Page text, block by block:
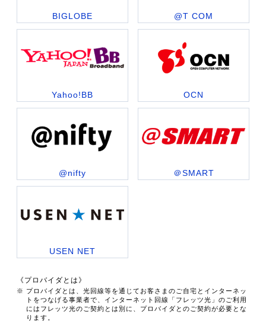
BIGLOBE @T COM
Yahoo!BB OCN
@nifty ＠SMART
USEN NET
《プロバイダとは》
※ プロバイダとは、光回線等を通じてお客さまのご自宅とインターネッ
トをつなげる事業者で、インターネット回線「フレッツ光」のご利用
にはフレッツ光のご契約とは別に、プロバイダとのご契約が必要とな
ります。